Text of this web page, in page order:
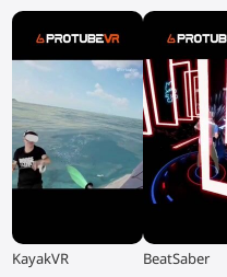
▶
KayakVR ▶
BeatSaber